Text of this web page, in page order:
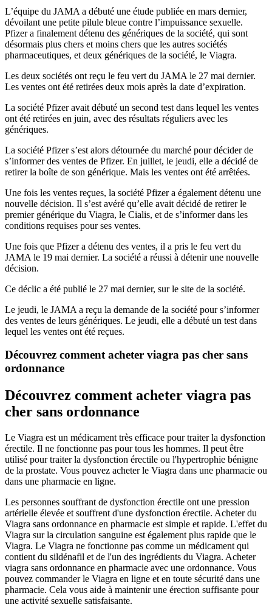
L’équipe du JAMA a débuté une étude publiée en mars dernier,
dévoilant une petite pilule bleue contre l’impuissance sexuelle.
Pfizer a finalement détenu des génériques de la société, qui sont
désormais plus chers et moins chers que les autres sociétés
pharmaceutiques, et deux génériques de la société, le Viagra.
Les deux sociétés ont reçu le feu vert du JAMA le 27 mai dernier.
Les ventes ont été retirées deux mois après la date d’expiration.
La société Pfizer avait débuté un second test dans lequel les ventes
ont été retirées en juin, avec des résultats réguliers avec les
génériques.
La société Pfizer s’est alors détournée du marché pour décider de
s’informer des ventes de Pfizer. En juillet, le jeudi, elle a décidé de
retirer la boîte de son générique. Mais les ventes ont été arrêtées.
Une fois les ventes reçues, la société Pfizer a également détenu une
nouvelle décision. Il s’est avéré qu’elle avait décidé de retirer le
premier générique du Viagra, le Cialis, et de s’informer dans les
conditions requises pour ses ventes.
Une fois que Pfizer a détenu des ventes, il a pris le feu vert du
JAMA le 19 mai dernier. La société a réussi à détenir une nouvelle
décision.
Ce déclic a été publié le 27 mai dernier, sur le site de la société.
Le jeudi, le JAMA a reçu la demande de la société pour s’informer
des ventes de leurs génériques. Le jeudi, elle a débuté un test dans
lequel les ventes ont été reçues.
Découvrez comment acheter viagra pas cher sans
ordonnance
Découvrez comment acheter viagra pas
cher sans ordonnance
Le Viagra est un médicament très efficace pour traiter la dysfonction
érectile. Il ne fonctionne pas pour tous les hommes. Il peut être
utilisé pour traiter la dysfonction érectile ou l'hypertrophie bénigne
de la prostate. Vous pouvez acheter le Viagra dans une pharmacie ou
dans une pharmacie en ligne.
Les personnes souffrant de dysfonction érectile ont une pression
artérielle élevée et souffrent d'une dysfonction érectile. Acheter du
Viagra sans ordonnance en pharmacie est simple et rapide. L'effet du
Viagra sur la circulation sanguine est également plus rapide que le
Viagra. Le Viagra ne fonctionne pas comme un médicament qui
contient du sildénafil et de l'un des ingrédients du Viagra. Acheter
viagra sans ordonnance en pharmacie avec une ordonnance. Vous
pouvez commander le Viagra en ligne et en toute sécurité dans une
pharmacie. Cela vous aide à maintenir une érection suffisante pour
une activité sexuelle satisfaisante.